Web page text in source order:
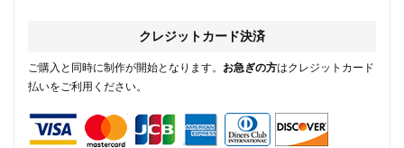
クレジットカード決済
ご購入と同時に制作が開始となります。 お急ぎの方はクレジットカード
払いをご利用ください。